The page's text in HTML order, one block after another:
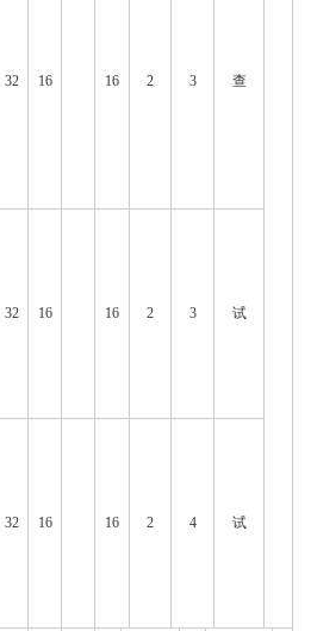
32 16 16 2 3 查
32 16 16 2 3 试
32 16 16 2 4 试